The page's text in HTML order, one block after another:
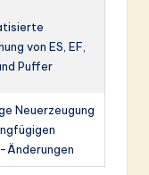
von ES, EF,
Puffer
Neuerzeugung
Änderungen